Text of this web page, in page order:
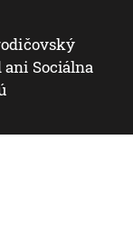
Sociálna